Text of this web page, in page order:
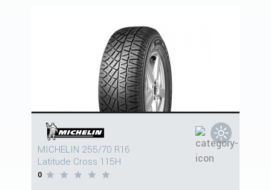
MICHELIN 255/70 R16
Latitude Cross 115H
0